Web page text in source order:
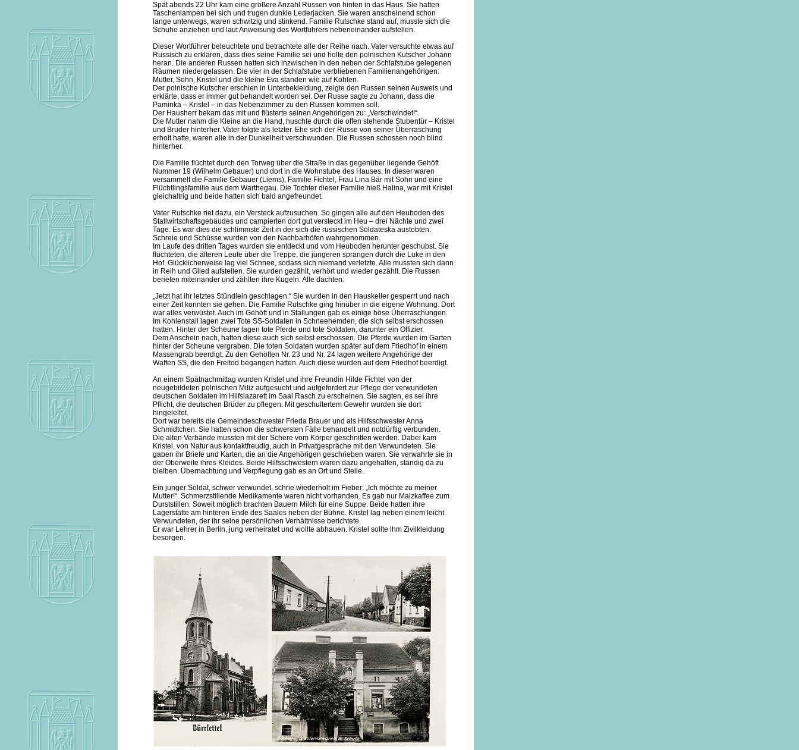
Spät abends 22 Uhr kam eine größere Anzahl Russen von hinten in das Haus. Sie hatten
Taschenlampen bei sich und trugen dunkle Lederjacken. Sie waren anscheinend schon
lange unterwegs, waren schwitzig und stinkend. Familie Rutschke stand auf, musste sich die
Schuhe anziehen und laut Anweisung des Wortführers nebeneinander aufstellen.
Dieser Wortführer beleuchtete und betrachtete alle der Reihe nach. Vater versuchte etwas auf
Russisch zu erklären, dass dies seine Familie sei und holte den polnischen Kutscher Johann
heran. Die anderen Russen hatten sich inzwischen in den neben der Schlafstube gelegenen
Räumen niedergelassen. Die vier in der Schlafstube verbliebenen Familienangehörigen:
Mutter, Sohn, Kristel und die kleine Eva standen wie auf Kohlen.
Der polnische Kutscher erschien in Unterbekleidung, zeigte den Russen seinen Ausweis und
erklärte, dass er immer gut behandelt worden sei. Der Russe sagte zu Johann, dass die
Paminka – Kristel – in das Nebenzimmer zu den Russen kommen soll.
Der Hausherr bekam das mit und flüsterte seinen Angehörigen zu: „Verschwindet!“.
Die Mutter nahm die Kleine an die Hand, huschte durch die offen stehende Stubentür – Kristel
und Bruder hinterher. Vater folgte als letzter. Ehe sich der Russe von seiner Überraschung
erholt hatte, waren alle in der Dunkelheit verschwunden. Die Russen schossen noch blind
hinterher.
Die Familie flüchtet durch den Torweg über die Straße in das gegenüber liegende Gehöft
Nummer 19 (Wilhelm Gebauer) und dort in die Wohnstube des Hauses. In dieser waren
versammelt die Familie Gebauer (Liems), Familie Fichtel, Frau Lina Bär mit Sohn und eine
Flüchtlingsfamilie aus dem Warthegau. Die Tochter dieser Familie hieß Halina, war mit Kristel
gleichaltrig und beide hatten sich bald angefreundet.
Vater Rutschke riet dazu, ein Versteck aufzusuchen. So gingen alle auf den Heuboden des
Stallwirtschaftsgebäudes und campierten dort gut versteckt im Heu – drei Nächte und zwei
Tage. Es war dies die schlimmste Zeit in der sich die russischen Soldateska austobten.
Schreie und Schüsse wurden von den Nachbarhöfen wahrgenommen.
Im Laufe des dritten Tages wurden sie entdeckt und vom Heuboden herunter geschubst. Sie
flüchteten, die älteren Leute über die Treppe, die jüngeren sprangen durch die Luke in den
Hof. Glücklicherweise lag viel Schnee, sodass sich niemand verletzte. Alle mussten sich dann
in Reih und Glied aufstellen. Sie wurden gezählt, verhört und wieder gezählt. Die Russen
berieten miteinander und zählten ihre Kugeln. Alle dachten:
„Jetzt hat ihr letztes Stündlein geschlagen.“ Sie wurden in den Hauskeller gesperrt und nach
einer Zeit konnten sie gehen. Die Familie Rutschke ging hinüber in die eigene Wohnung. Dort
war alles verwüstet. Auch im Gehöft und in Stallungen gab es einige böse Überraschungen.
Im Kohlenstall lagen zwei Tote SS-Soldaten in Schneehemden, die sich selbst erschossen
hatten. Hinter der Scheune lagen tote Pferde und tote Soldaten, darunter ein Offizier.
Dem Anschein nach, hatten diese auch sich selbst erschossen. Die Pferde wurden im Garten
hinter der Scheune vergraben. Die toten Soldaten wurden später auf dem Friedhof in einem
Massengrab beerdigt. Zu den Gehöften Nr. 23 und Nr. 24 lagen weitere Angehörige der
Waffen SS, die den Freitod begangen hatten. Auch diese wurden auf dem Friedhof beerdigt.
An einem Spätnachmittag wurden Kristel und ihre Freundin Hilde Fichtel von der
neugebildeten polnischen Miliz aufgesucht und aufgefordert zur Pflege der verwundeten
deutschen Soldaten im Hilfslazarett im Saal Rasch zu erscheinen. Sie sagten, es sei ihre
Pflicht, die deutschen Brüder zu pflegen. Mit geschultertem Gewehr wurden sie dort
hingeleitet.
Dort war bereits die Gemeindeschwester Frieda Brauer und als Hilfsschwester Anna
Schmidtchen. Sie hatten schon die schwersten Fälle behandelt und notdürftig verbunden.
Die alten Verbände mussten mit der Schere vom Körper geschnitten werden. Dabei kam
Kristel, von Natur aus kontaktfreudig, auch in Privatgespräche mit den Verwundeten. Sie
gaben ihr Briefe und Karten, die an die Angehörigen geschrieben waren. Sie verwahrte sie in
der Oberweite ihres Kleides. Beide Hilfsschwestern waren dazu angehalten, ständig da zu
bleiben. Übernachtung und Verpflegung gab es an Ort und Stelle.
Ein junger Soldat, schwer verwundet, schrie wiederholt im Fieber: „Ich möchte zu meiner
Mutter!“. Schmerzstillende Medikamente waren nicht vorhanden. Es gab nur Malzkaffee zum
Durststillen. Soweit möglich brachten Bauern Milch für eine Suppe. Beide hatten ihre
Lagerstätte am hinteren Ende des Saales neben der Bühne. Kristel lag neben einem leicht
Verwundeten, der ihr seine persönlichen Verhältnisse berichtete.
Er war Lehrer in Berlin, jung verheiratet und wollte abhauen. Kristel sollte ihm Zivilkleidung
besorgen.